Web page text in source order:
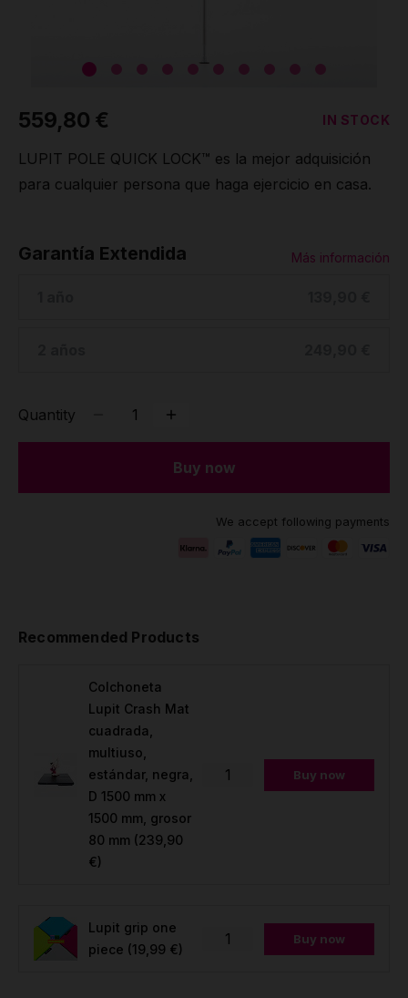
559,80 € IN STOCK
LUPIT POLE QUICK LOCK™ es la mejor adquisición
para cualquier persona que haga ejercicio en casa.
Garantía Extendida Más información
Quantity
Buy now
We accept following payments
Recommended Products
Colchoneta
Lupit Crash Mat
cuadrada,
multiuso,
estándar, negra,
D 1500 mm x
1500 mm, grosor
80 mm (239,90
€)
Buy now
Lupit grip one
piece (19,99 €)
Buy now